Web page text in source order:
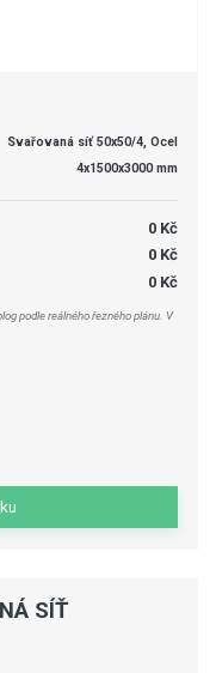
Svařovaná síť 50x50/4, Ocel
4x1500x3000 mm
0 Kč
0 Kč
0 Kč
podle reálného řezného plánu. V
SÍŤ